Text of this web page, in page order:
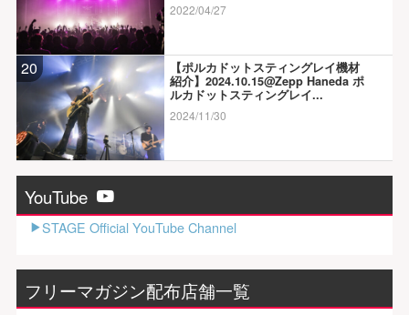
2022/04/27
20
【ポルカドットスティングレイ機材
紹介】2024.10.15@Zepp Haneda ポ
ルカドットスティングレイ...
2024/11/30
YouTube
STAGE Official YouTube Channel
フリーマガジン配布店舗一覧